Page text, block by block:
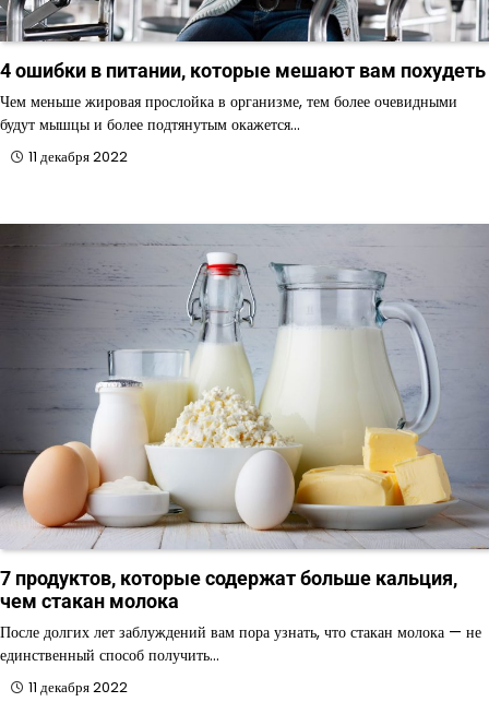
4 ошибки в питании, которые мешают вам похудеть
Чем меньше жировая прослойка в организме, тем более очевидными
будут мышцы и более подтянутым окажется…
11 декабря 2022
7 продуктов, которые содержат больше кальция,
чем стакан молока
После долгих лет заблуждений вам пора узнать, что стакан молока — не
единственный способ получить…
11 декабря 2022